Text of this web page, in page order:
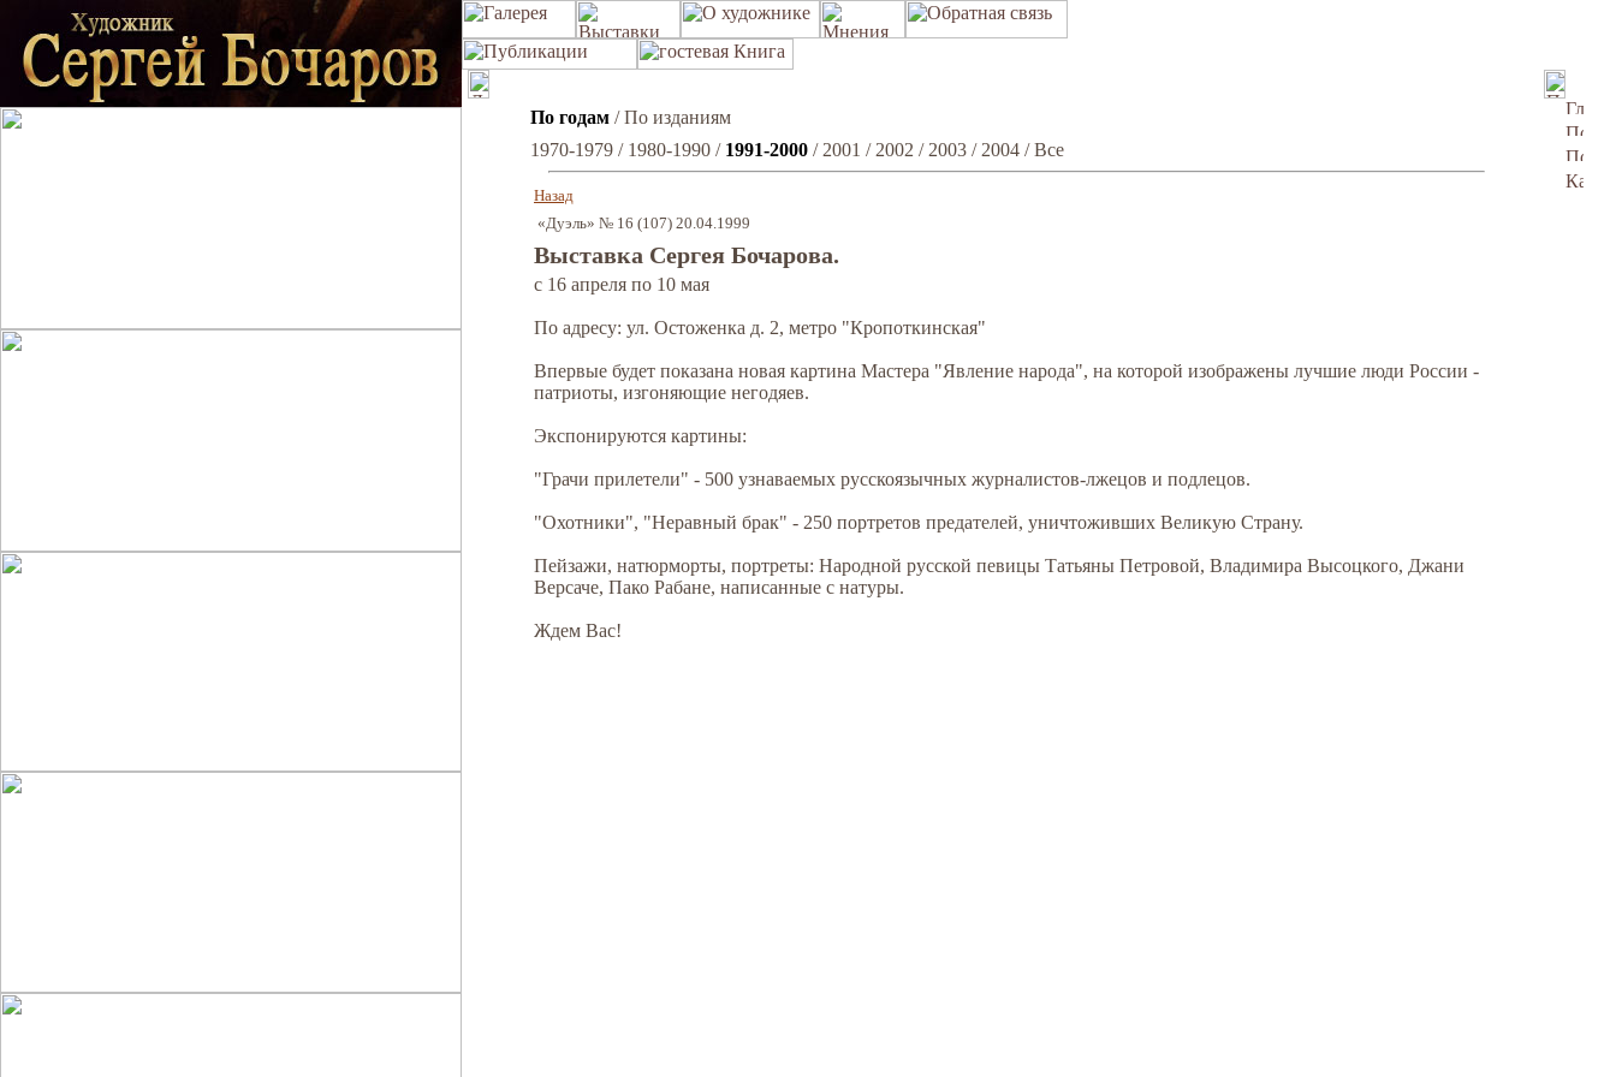
По годам /По изданиям
1970-1979 / 1980-1990 / 1991-2000 / 2001 / 2002 / 2003 / 2004 /Все
Назад
«Дуэль» № 16 (107) 20.04.1999
Выставка Сергея Бочарова.
с 16 апреля по 10 мая
По адресу: ул. Остоженка д. 2, метро "Кропоткинская"
Впервые будет показана новая картина Мастера "Явление народа", на которой изображены лучшие люди России -
патриоты, изгоняющие негодяев.
Экспонируются картины:
"Грачи прилетели" - 500 узнаваемых русскоязычных журналистов-лжецов и подлецов.
"Охотники", "Неравный брак" - 250 портретов предателей, уничтоживших Великую Страну.
Пейзажи, натюрморты, портреты: Народной русской певицы Татьяны Петровой, Владимира Высоцкого, Джани
Версаче, Пако Рабане, написанные с натуры.
Ждем Вас!